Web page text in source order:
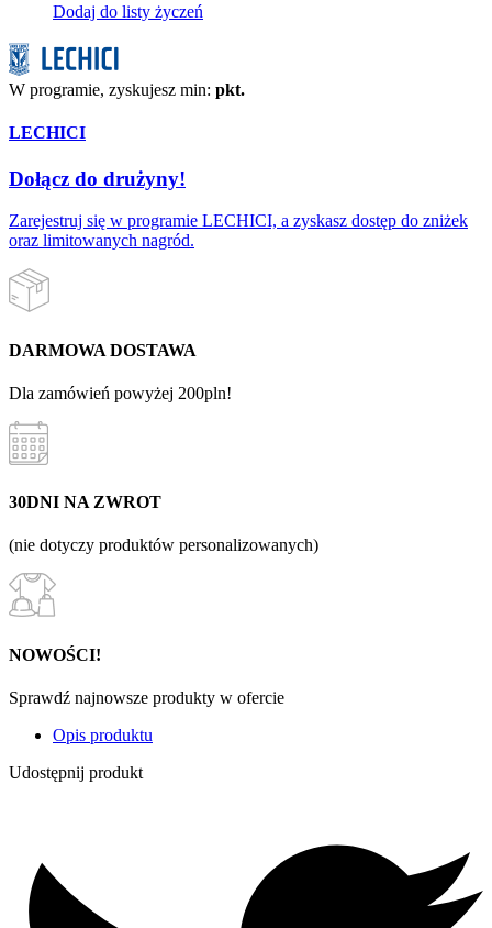
Dodaj do listy życzeń
W programie, zyskujesz min: pkt.
LECHICI
Dołącz do drużyny!
Zarejestruj się w programie LECHICI, a zyskasz dostęp do zniżek
oraz limitowanych nagród.
DARMOWA DOSTAWA
Dla zamówień powyżej 200pln!
30DNI NA ZWROT
(nie dotyczy produktów personalizowanych)
NOWOŚCI!
Sprawdź najnowsze produkty w ofercie
Opis produktu
Udostępnij produkt